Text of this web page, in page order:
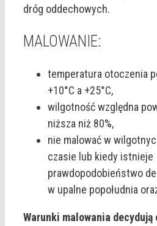
dróg oddechowych.
MALOWANIE:
temperatura otoczenia
+10°C a +25°C,
wilgotność względna
niższa niż 80%,
nie malować w
czasie lub kiedy istnieje
prawdopodobieństwo
w upalne popołudnia
Warunki malowania